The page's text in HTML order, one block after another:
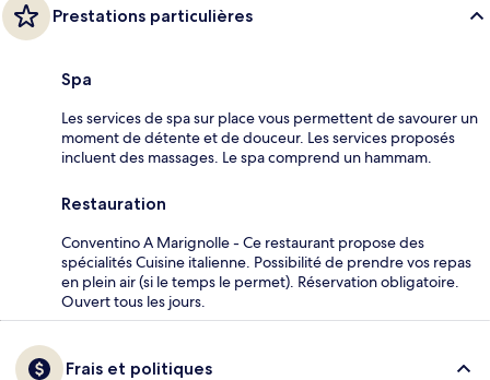
Prestations particulières
Spa
Les services de spa sur place vous permettent de savourer un
moment de détente et de douceur. Les services proposés
incluent des massages. Le spa comprend un hammam.
Restauration
Conventino A Marignolle - Ce restaurant propose des
spécialités Cuisine italienne. Possibilité de prendre vos repas
en plein air (si le temps le permet). Réservation obligatoire.
Ouvert tous les jours.
Frais et politiques